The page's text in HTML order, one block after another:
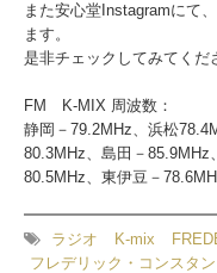
また安心堂Instagramにて
ます。
是非チェックしてみてくだ
FM K-MIX 周波数：
静岡－79.2MHz、浜松
80.3MHz、島田－85.9MHz
80.5MHz、東伊豆－
ラジオ K-mix
フレデリック・コンスタン